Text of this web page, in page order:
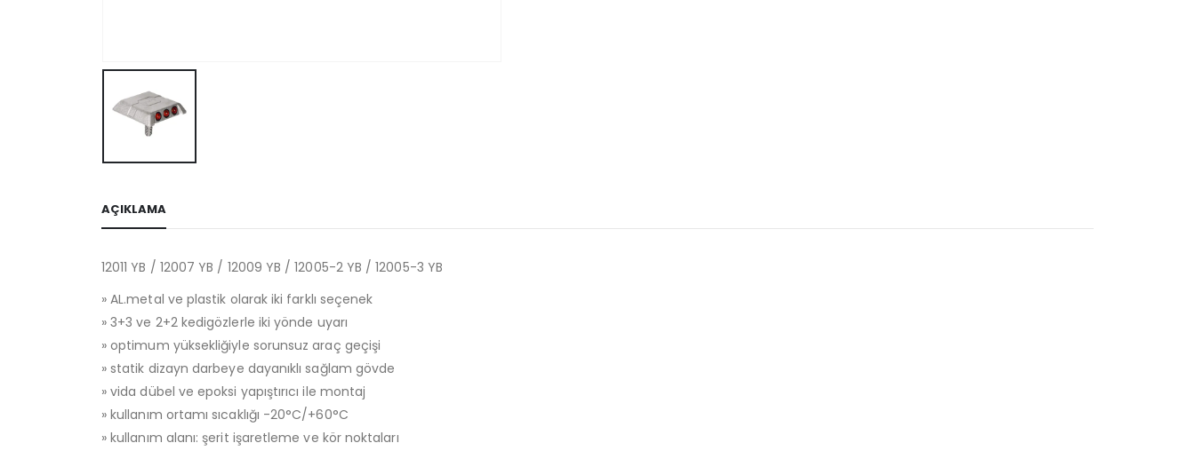
AÇIKLAMA
12011 YB / 12007 YB / 12009 YB / 12005-2 YB / 12005-3 YB
» AL.metal ve plastik olarak iki farklı seçenek
» 3+3 ve 2+2 kedigözlerle iki yönde uyarı
» optimum yüksekliğiyle sorunsuz araç geçişi
» statik dizayn darbeye dayanıklı sağlam gövde
» vida dübel ve epoksi yapıştırıcı ile montaj
» kullanım ortamı sıcaklığı -20°C/+60°C
» kullanım alanı: şerit işaretleme ve kör noktaları